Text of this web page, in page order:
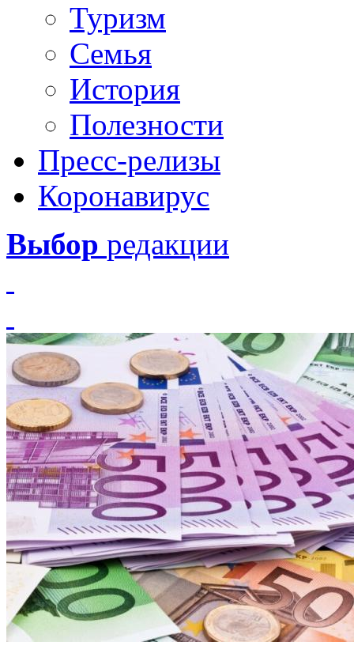
Туризм
Семья
История
Полезности
Пресс-релизы
Коронавирус
Выбор редакции